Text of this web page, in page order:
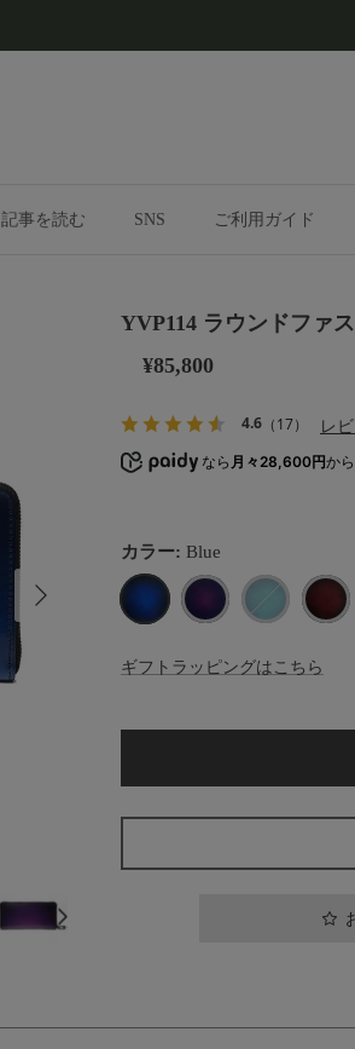
記事を読む SNS ご利用ガイド
YVP114 ラウンドファ
¥85,800
4.6 （17） レ
なら 月々28,600円か
カラー: Blue
ギフトラッピングはこちら